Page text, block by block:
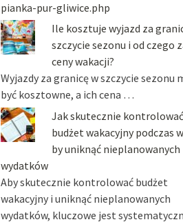
pianka-pur-gliwice.php
Ile kosztuje wyjazd za
szczycie sezonu i od czego
ceny wakacji?
Wyjazdy za granicę w szczycie sezonu
być kosztowne, a ich cena …
Jak skutecznie kontrolować
budżet wakacyjny podczas
by uniknąć nieplanowanych
wydatków
Aby skutecznie kontrolować budżet
wakacyjny i uniknąć nieplanowanych
wydatków, kluczowe jest